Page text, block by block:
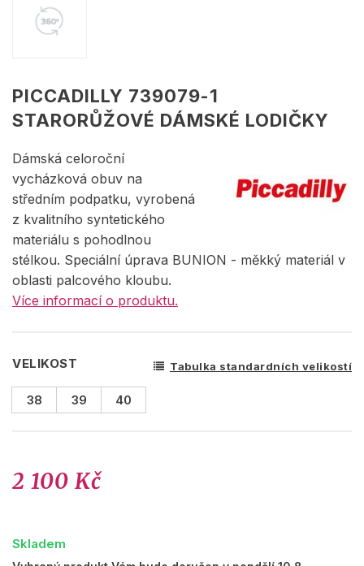
PICCADILLY 739079-1
STARORŮŽOVÉ DÁMSKÉ LODIČKY
Dámská celoroční
vycházková obuv na
středním podpatku, vyrobená
z kvalitního syntetického
materiálu s pohodlnou
stélkou. Speciální úprava BUNION - měkký materiál v
oblasti palcového kloubu.
Více informací o produktu.
VELIKOST Tabulka standardních velikostí
38 39 40
2 100 Kč
Skladem